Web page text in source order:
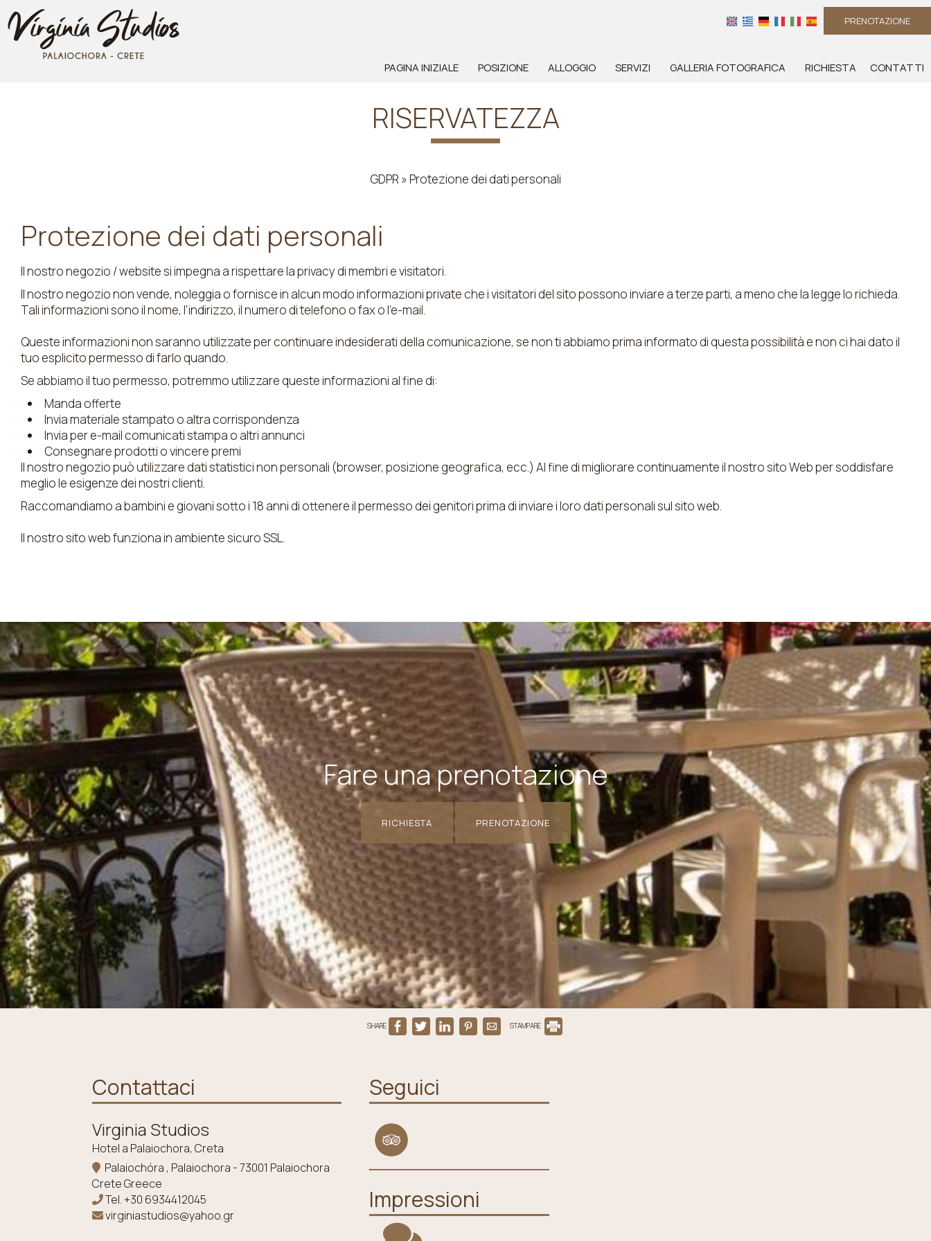
PRENOTAZIONE
PAGINA INIZIALE POSIZIONE ALLOGGIO SERVIZI GALLERIA FOTOGRAFICA RICHIESTA CONTATTI
RISERVATEZZA
GDPR » Protezione dei dati personali
Protezione dei dati personali
Il nostro negozio / website si impegna a rispettare la privacy di membri e visitatori.
Il nostro negozio non vende, noleggia o fornisce in alcun modo informazioni private che i visitatori del sito possono inviare a terze parti, a meno che la legge lo richieda.
Tali informazioni sono il nome, l'indirizzo, il numero di telefono o fax o l'e-mail.
Queste informazioni non saranno utilizzate per continuare indesiderati della comunicazione, se non ti abbiamo prima informato di questa possibilità e non ci hai dato il
tuo esplicito permesso di farlo quando.
Se abbiamo il tuo permesso, potremmo utilizzare queste informazioni al fine di:
Manda offerte
Invia materiale stampato o altra corrispondenza
Invia per e-mail comunicati stampa o altri annunci
Consegnare prodotti o vincere premi
Il nostro negozio può utilizzare dati statistici non personali (browser, posizione geografica, ecc.) Al fine di migliorare continuamente il nostro sito Web per soddisfare
meglio le esigenze dei nostri clienti.
Raccomandiamo a bambini e giovani sotto i 18 anni di ottenere il permesso dei genitori prima di inviare i loro dati personali sul sito web.
Il nostro sito web funziona in ambiente sicuro SSL.
Fare una prenotazione
RICHIESTA PRENOTAZIONE
SHARE STAMPARE
Contattaci
Virginia Studios
Hotel a Palaiochora, Creta
Palaiochóra , Palaiochora - 73001 Palaiochora
Crete Greece
Tel.+30 6934412045
virginiastudios@yahoo.gr
Seguici
Impressioni